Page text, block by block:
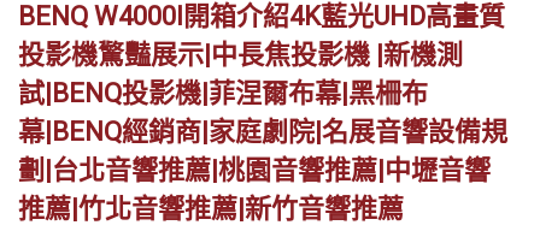
BENQ W4000I開箱介紹4K藍光UHD高畫質
投影機驚豔展示|中長焦投影機 |新機測
試|BENQ投影機|菲涅爾布幕|黑柵布
幕|BENQ經銷商|家庭劇院|名展音響設備規
劃|台北音響推薦|桃園音響推薦|中壢音響
推薦|竹北音響推薦|新竹音響推薦